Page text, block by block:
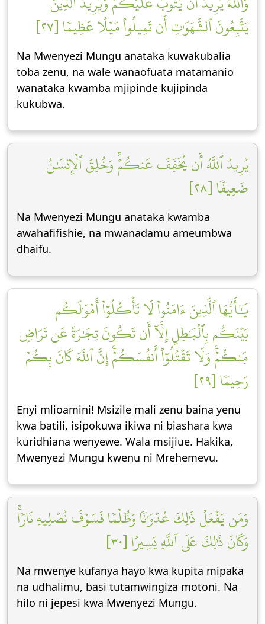
يَتَّبِعُونَ ٱلشَّهَوَٰتِ أَن تَمِيلُواْ مَيۡلًا عَظِيمٗا [٢٧]
Na Mwenyezi Mungu anataka kuwakubalia
toba zenu, na wale wanaofuata matamanio
wanataka kwamba mjipinde kujipinda
kukubwa.
يُرِيدُ ٱللَّهُ أَن يُخَفِّفَ عَنكُمۡۚ وَخُلِقَ ٱلۡإِنسَٰنُ
ضَعِيفٗا [٢٨]
Na Mwenyezi Mungu anataka kwamba
awahafifishie, na mwanadamu ameumbwa
dhaifu.
يَٰٓأَيُّهَا ٱلَّذِينَ ءَامَنُواْ لَا تَأۡكُلُوٓاْ أَمۡوَٰلَكُم
بَيۡنَكُم بِٱلۡبَٰطِلِ إِلَّآ أَن تَكُونَ تِجَٰرَةً عَن تَرَاضٖ
مِّنكُمۡۚ وَلَا تَقۡتُلُوٓاْ أَنفُسَكُمۡۚ إِنَّ ٱللَّهَ كَانَ بِكُمۡ
رَحِيمٗا [٢٩]
Enyi mlioamini! Msizile mali zenu baina yenu
kwa batili, isipokuwa ikiwa ni biashara kwa
kuridhiana wenyewe. Wala msijiue. Hakika,
Mwenyezi Mungu kwenu ni Mrehemevu.
وَمَن يَفۡعَلۡ ذَٰلِكَ عُدۡوَٰنٗا وَظُلۡمٗا فَسَوۡفَ نُصۡلِيهِ نَارٗاۚ
وَكَانَ ذَٰلِكَ عَلَى ٱللَّهِ يَسِيرًا [٣٠]
Na mwenye kufanya hayo kwa kupita mipaka
na udhalimu, basi tutamwingiza motoni. Na
hilo ni jepesi kwa Mwenyezi Mungu.